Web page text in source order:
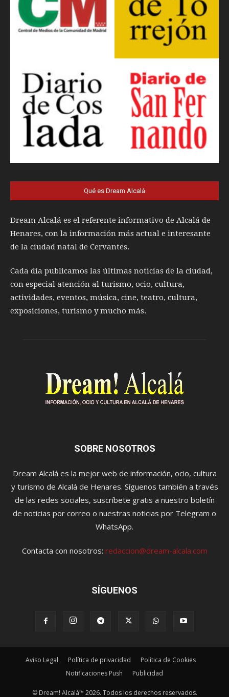
Qué es Dream Alcalá
Dream Alcalá es el referente informativo de Alcalá de
Henares, con la información más actual e interesante
de la ciudad natal de Cervantes.
Cada día publicamos las últimas noticias de la ciudad,
con especial atención al turismo, ocio, cultura,
actividades, eventos, música, cine, teatro, cultura,
exposiciones, turismo y mucho más.
SOBRE NOSOTROS
Dream Alcalá es la mejor web de información, ocio, cultura
y turismo de Alcalá de Henares. Síguenos también a través
de las redes sociales, suscríbete gratis a nuestro boletín
de noticias por correo o nuestras noticias por Telegram o
WhatsApp.
Contacta con nosotros: redaccion@dream-alcala.com
SÍGUENOS
Aviso Legal Política de privacidad
Política de Cookies
Notificaciones Push
Publicidad
© Dream! Alcalá™ 2026. Todos los derechos reservados.